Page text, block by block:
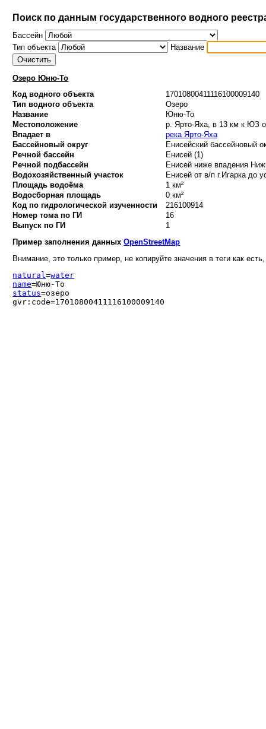
Поиск по данным государственного водного
Бассейн
Тип объекта
Название
Озеро Юню-То
Код водного объекта
17010800411116100009140
Тип водного объекта
Озеро
Название
Юню-То
Местоположение
р. Ярто-Яха, в 13 км к ЮЗ
Впадает в
река Ярто-Яха
Бассейновый округ
Енисейский бассейновый
Речной бассейн
Енисей (1)
Речной подбассейн
Енисей ниже впадения
Водохозяйственный участок
Енисей от в/п г.Игарка до
Площадь водоёма
1 км²
Водосборная площадь
0 км²
Код по гидрологической изученности
216100914
Номер тома по ГИ
16
Выпуск по ГИ
1
Пример заполнения данныхOpenStreetMap
Внимание, это только пример, не копируйте значения в теги как
natural=water
name=Юню-То
status=озеро
gvr:code=17010800411116100009140